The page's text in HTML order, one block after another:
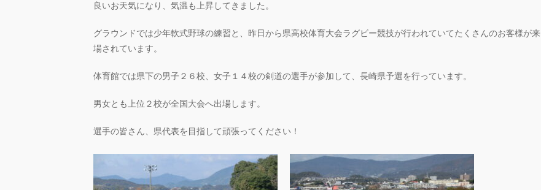
良いお天気になり、気温も上昇してきました。
グラウンドでは少年軟式野球の練習と、昨日から県高校体育大会ラグビー競技が行われていてたくさんのお客様が来
場されています。
体育館では県下の男子２６校、女子１４校の剣道の選手が参加して、長崎県予選を行っています。
男女とも上位２校が全国大会へ出場します。
選手の皆さん、県代表を目指して頑張ってください！